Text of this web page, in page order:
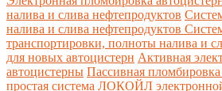
налива и слива нефтепродуктов
налива и слива нефтепродуктов
транспортировки, полноты налива и
для новых автоцистерн Активная
автоцистерны Пассивная
простая система ЛОКОЙЛ